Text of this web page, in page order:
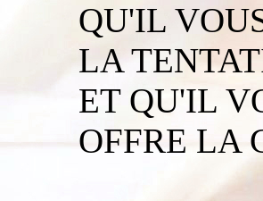
QU'IL
LA
ET QU'IL
OFFRE LA